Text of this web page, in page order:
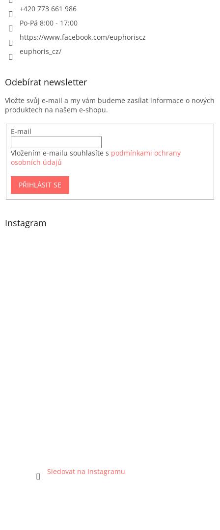
+420 773 661 986
Po-Pá 8:00 - 17:00
https://www.facebook.com/euphoriscz
euphoris_cz/
Odebírat newsletter
Vložte svůj e-mail a my vám budeme zasílat informace o nových
produktech na našem e-shopu.
E-mail
Vložením e-mailu souhlasíte s podmínkami ochrany
osobních údajů
PŘIHLÁSIT SE
Instagram
Sledovat na Instagramu